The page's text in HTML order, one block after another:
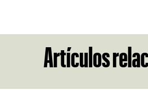
Artículos